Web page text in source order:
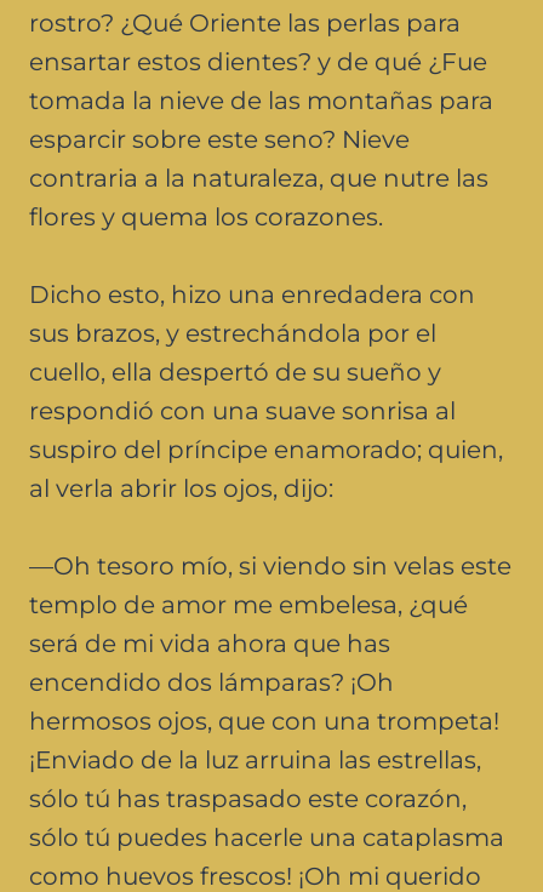
rostro? ¿Qué Oriente las perlas para
ensartar estos dientes? y de qué ¿Fue
tomada la nieve de las montañas para
esparcir sobre este seno? Nieve
contraria a la naturaleza, que nutre las
flores y quema los corazones.
Dicho esto, hizo una enredadera con
sus brazos, y estrechándola por el
cuello, ella despertó de su sueño y
respondió con una suave sonrisa al
suspiro del príncipe enamorado; quien,
al verla abrir los ojos, dijo:
—Oh tesoro mío, si viendo sin velas este
templo de amor me embelesa, ¿qué
será de mi vida ahora que has
encendido dos lámparas? ¡Oh
hermosos ojos, que con una trompeta!
¡Enviado de la luz arruina las estrellas,
sólo tú has traspasado este corazón,
sólo tú puedes hacerle una cataplasma
como huevos frescos! ¡Oh mi querido